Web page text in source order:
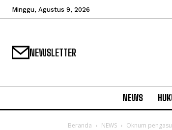
Minggu, Agustus 9, 2026
NEWSLETTER
NEWS
Beranda NEWS Oknum